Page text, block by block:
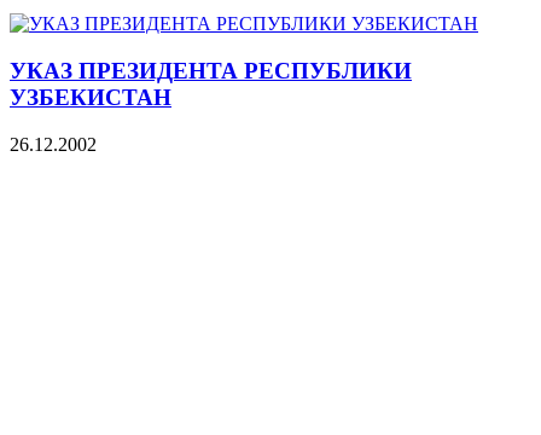
УКАЗ ПРЕЗИДЕНТА РЕСПУБЛИКИ
УЗБЕКИСТАН
26.12.2002